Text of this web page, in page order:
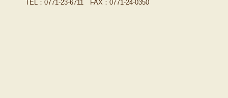
TEL：0771-23-6711 FAX：0771-24-0350